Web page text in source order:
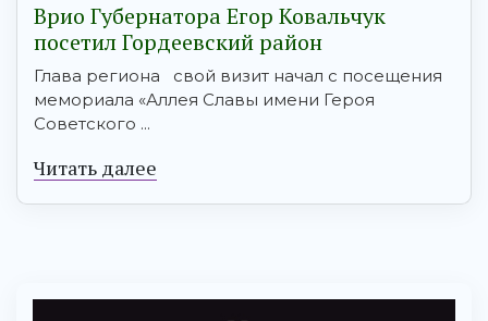
Врио Губернатора Егор Ковальчук
посетил Гордеевский район
Глава региона свой визит начал с посещения
мемориала «Аллея Славы имени Героя
Советского ...
Читать далее